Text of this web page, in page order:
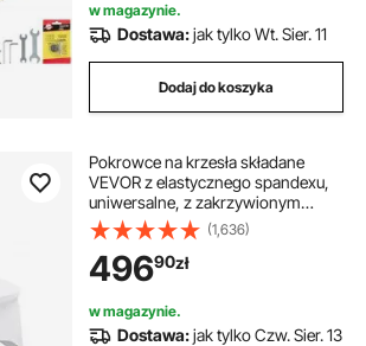
w magazynie.
Dostawa:jak tylko Wt. Sier. 11
Dodaj do koszyka
Pokrowce na krzesła składane
VEVOR z elastycznego spandexu,
uniwersalne, z zakrzywionym
przodem, zdejmowane i nadające
się do prania, na wesela, święta,
imprezy, do jadalni (opakowanie
100 sztuk, białe)
(1,636)
49690zł
w magazynie.
Dostawa:jak tylko Czw. Sier. 13